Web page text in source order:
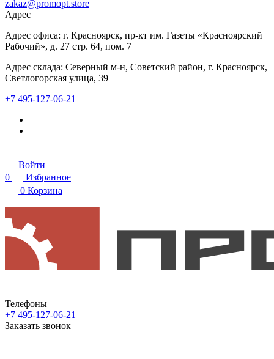
zakaz@promopt.store
Адрес
Адрес офиса: г. Красноярск, пр-кт им. Газеты «Красноярский
Рабочий», д. 27 стр. 64, пом. 7
Адрес склада: Северный м-н, Советский район, г. Красноярск,
Светлогорская улица, 39
+7 495-127-06-21
Войти
0
Избранное
0 Корзина
Телефоны
+7 495-127-06-21
Заказать звонок